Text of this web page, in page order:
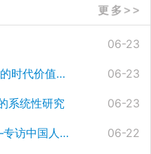
06-23
姜泽廷：中外法治文明交流互鉴的时代价值与实践路径 06-23
系统性研究 06-23
为马锡五审判方式立传存史 ——专访中国人民大学法学院教授张希坡 06-22